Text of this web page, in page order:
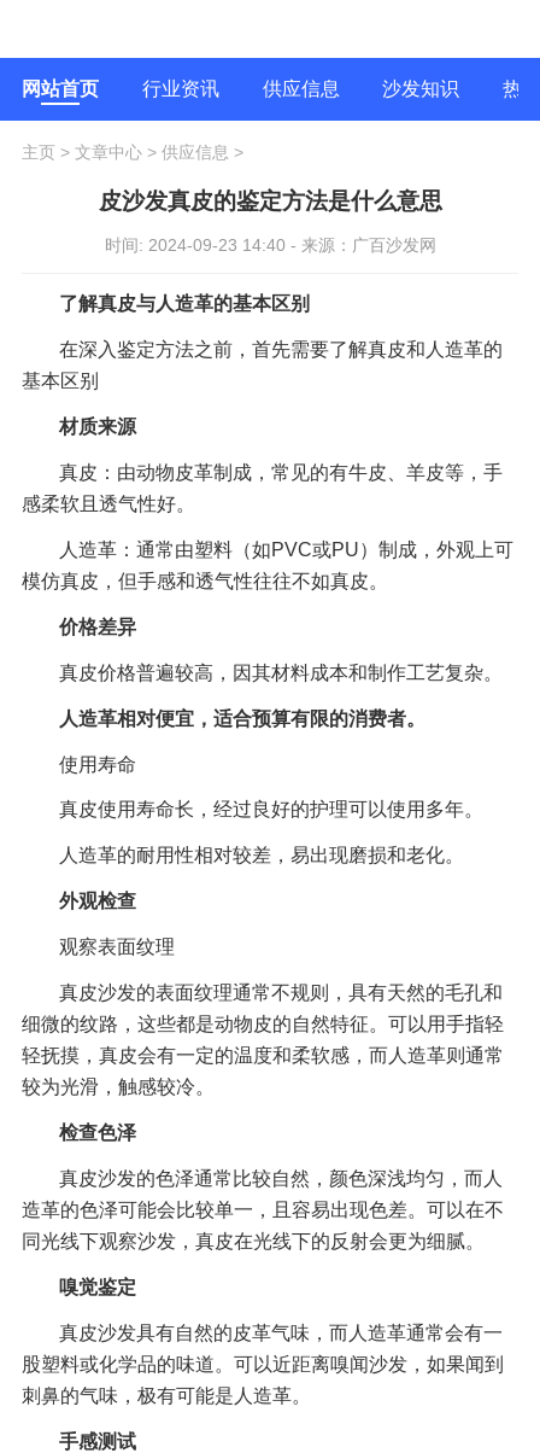
网站首页 行业资讯 供应信息 沙发知识 热
主页> 文章中心> 供应信息 >
皮沙发真皮的鉴定方法是什么意思
时间: 2024-09-23 14:40 - 来源：广百沙发网
了解真皮与人造革的基本区别
在深入鉴定方法之前，首先需要了解真皮和人造革的
基本区别
材质来源
真皮：由动物皮革制成，常见的有牛皮、羊皮等，手
感柔软且透气性好。
人造革：通常由塑料（如PVC或PU）制成，外观上可
模仿真皮，但手感和透气性往往不如真皮。
价格差异
真皮价格普遍较高，因其材料成本和制作工艺复杂。
人造革相对便宜，适合预算有限的消费者。
使用寿命
真皮使用寿命长，经过良好的护理可以使用多年。
人造革的耐用性相对较差，易出现磨损和老化。
外观检查
观察表面纹理
真皮沙发的表面纹理通常不规则，具有天然的毛孔和
细微的纹路，这些都是动物皮的自然特征。可以用手指轻
轻抚摸，真皮会有一定的温度和柔软感，而人造革则通常
较为光滑，触感较冷。
检查色泽
真皮沙发的色泽通常比较自然，颜色深浅均匀，而人
造革的色泽可能会比较单一，且容易出现色差。可以在不
同光线下观察沙发，真皮在光线下的反射会更为细腻。
嗅觉鉴定
真皮沙发具有自然的皮革气味，而人造革通常会有一
股塑料或化学品的味道。可以近距离嗅闻沙发，如果闻到
刺鼻的气味，极有可能是人造革。
手感测试